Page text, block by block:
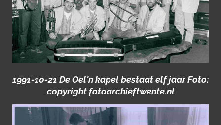
1991-10-21 De Oel'n kapel bestaat elf jaar Foto:
copyright fotoarchieftwente.nl